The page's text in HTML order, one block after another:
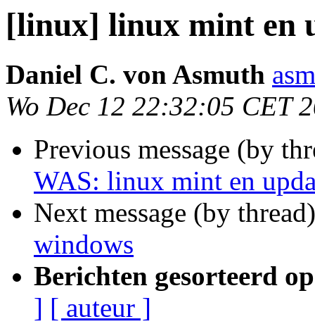
[linux] linux mint en
Daniel C. von Asmuth
Wo Dec 12 22:32:05 CET
Previous message (by
WAS: linux mint en
Next message (by
windows
Berichten gesorteerd
] [ auteur ]